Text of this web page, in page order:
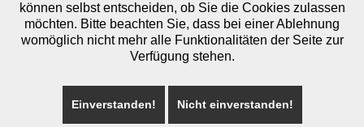
Restaurant Kristall | Postfach 1126 | CH-3914 Belalp
Webdesign byMGSOFT Güntert Marcel
können selbst entscheiden, ob Sie die Cookies zulassen
möchten. Bitte beachten Sie, dass bei einer Ablehnung
womöglich nicht mehr alle Funktionalitäten der Seite zur
Verfügung stehen.
Einverstanden! Nicht einverstanden!